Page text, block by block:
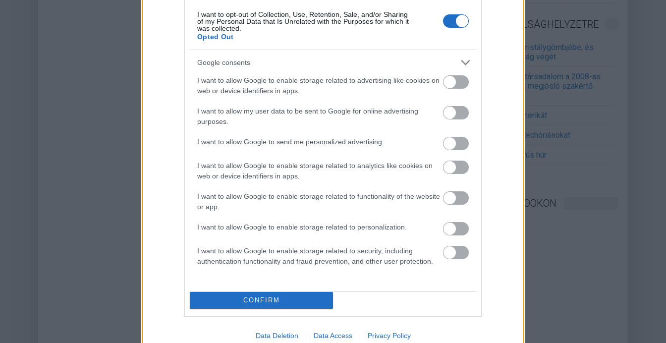
I want to opt-out of Collection, Use, Retention, Sale, and/or Sharing
of my Personal Data that Is Unrelated with the Purposes for which it
was collected.
Opted Out
Google consents
I want to allow Google to enable storage related to advertising like cookies on
web or device identifiers in apps.
I want to allow my user data to be sent to Google for online advertising
purposes.
I want to allow Google to send me personalized advertising.
I want to allow Google to enable storage related to analytics like cookies on
web or device identifiers in apps.
I want to allow Google to enable storage related to functionality of the website
or app.
I want to allow Google to enable storage related to personalization.
I want to allow Google to enable storage related to security, including
authentication functionality and fraud prevention, and other user protection.
CONFIRM
Data Deletion Data Access Privacy Policy
INFORMATIKA VÁLSÁGHELYZETRE
A Samsung belenézett a kristálygömbjébe, és
megjósolta a memóriaválság végét
Hamarosan összeomlik a társadalom a 2008-as
válságot és a világjárványt megjósló szakértő
Irán mémekkel támadja Amerikát
Irán célkeresztbe vette a techóriásokat
Ismét feszül a hidegháborús húr
KÖVESSEN FACEBOOKON